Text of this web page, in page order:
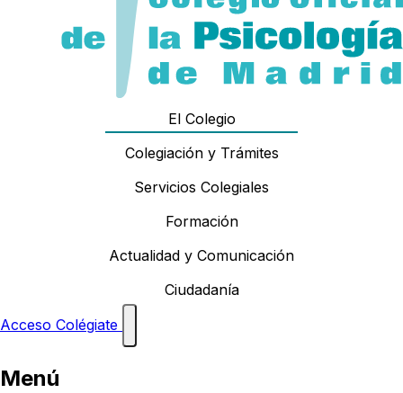
El Colegio
Colegiación y Trámites
Servicios Colegiales
Formación
Actualidad y Comunicación
Ciudadanía
Acceso Colégiate
Menú